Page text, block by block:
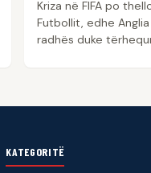
Kriza në FIFA po
Futbollit, edhe
radhës duke
KATEGORITË